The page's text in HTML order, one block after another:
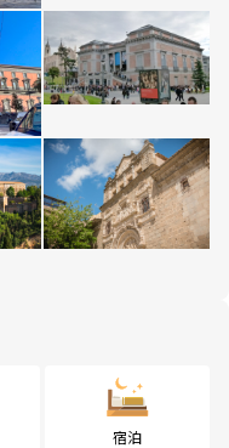
宿泊